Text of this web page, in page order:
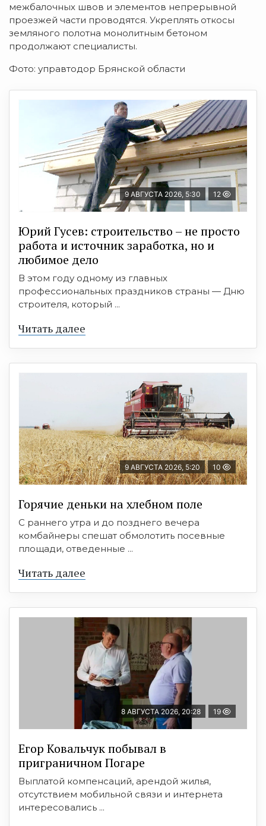
межбалочных швов и элементов непрерывной
проезжей части проводятся. Укреплять откосы
земляного полотна монолитным бетоном
продолжают специалисты.
Фото: управтодор Брянской области
9 АВГУСТА 2026, 5:30 12
Юрий Гусев: строительство – не просто
работа и источник заработка, но и
любимое дело
В этом году одному из главных
профессиональных праздников страны — Дню
строителя, который ...
Читать далее
9 АВГУСТА 2026, 5:20 10
Горячие деньки на хлебном поле
С раннего утра и до позднего вечера
комбайнеры спешат обмолотить посевные
площади, отведенные ...
Читать далее
8 АВГУСТА 2026, 20:28 19
Егор Ковальчук побывал в
приграничном Погаре
Выплатой компенсаций, арендой жилья,
отсутствием мобильной связи и интернета
интересовались ...